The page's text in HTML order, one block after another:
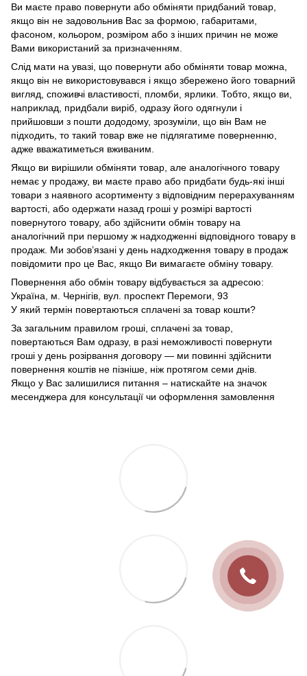
Ви маєте право повернути або обміняти придбаний товар,
якщо він не задовольнив Вас за формою, габаритами,
фасоном, кольором, розміром або з інших причин не може
Вами використаний за призначенням.
Слід мати на увазі, що повернути або обміняти товар можна,
якщо він не використовувався і якщо збережено його товарний
вигляд, споживчі властивості, пломби, ярлики. Тобто, якщо ви,
наприклад, придбали виріб, одразу його одягнули і
прийшовши з пошти дододому, зрозуміли, що він Вам не
підходить, то такий товар вже не підлягатиме поверненню,
адже вважатиметься вживаним.
Якщо ви вирішили обміняти товар, але аналогічного товару
немає у продажу, ви маєте право або придбати будь-які інші
товари з наявного асортименту з відповідним перерахуванням
вартості, або одержати назад гроші у розмірі вартості
повернутого товару, або здійснити обмін товару на
аналогічний при першому ж надходженні відповідного товару в
продаж. Ми зобов’язані у день надходження товару в продаж
повідомити про це Вас, якщо Ви вимагаєте обміну товару.
Повернення або обмін товару відбувається за адресою:
Україна, м. Чернігів, вул. проспект Перемоги, 93
У який термін повертаються сплачені за товар кошти?
За загальним правилом гроші, сплачені за товар,
повертаються Вам одразу, в разі неможливості повернути
гроші у день розірвання договору — ми повинні здійснити
повернення коштів не пізніше, ніж протягом семи днів.
Якщо у Вас залишилися питання – натискайте на значок
месенджера для консультації чи оформлення замовлення